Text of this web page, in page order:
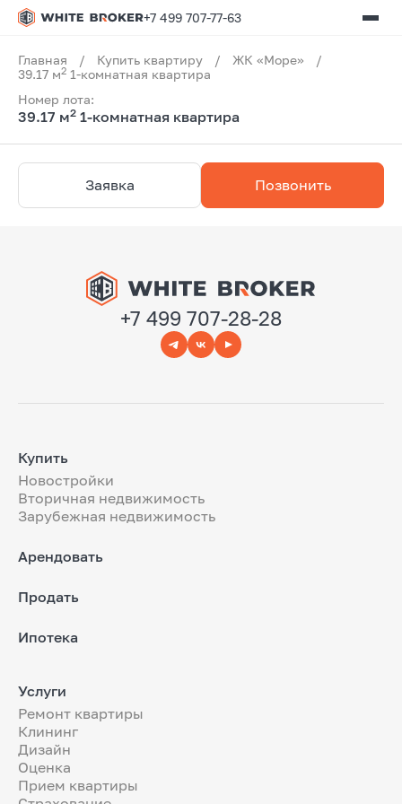
+7 499 707-77-63
Главная / Купить квартиру / ЖК «Море»
/
39.17 м2 1-комнатная квартира
Номер лота:
39.17 м2 1-комнатная квартира
Заявка Позвонить
+7 499 707-28-28
Купить
Новостройки
Вторичная недвижимость
Зарубежная недвижимость
Арендовать
Продать
Ипотека
Услуги
Ремонт квартиры
Клининг
Дизайн
Оценка
Прием квартиры